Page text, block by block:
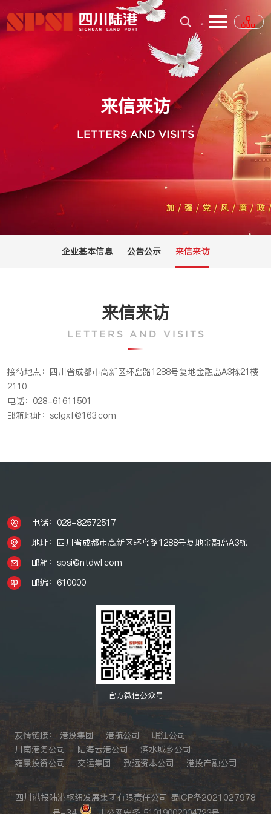
来信来访
LETTERS AND VISITS
企业基本信息 公告公示 来信来访
来信来访
LETTERS AND VISITS
接待地点：四川省成都市高新区环岛路1288号复地金融岛A3栋21楼
2110
电话：028-61611501
邮箱地址：sclgxf@163.com
电话：028-82572517
地址：四川省成都市高新区环岛路1288号复地金融岛A3栋
邮箱：spsi@ntdwl.com
邮编：610000
官方微信公众号
友情链接： 港投集团 港航公司
岷江公司
川南港务公司
陆海云港公司
滨水城乡公司
雍景投资公司
交运集团 致远资本公司 港投产融公司
四川港投陆港枢纽发展集团有限责任公司 蜀ICP备2021027978